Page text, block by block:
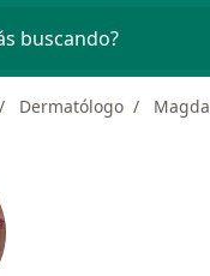
buscando?
Dermatólogo